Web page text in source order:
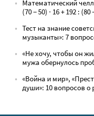
Математический
(70 − 50) · 16 + 192 : (80
Тест на знание
музыканты»: 7
«Не хочу, чтобы он
мужа обернулось
«Война и мир»,
души»: 10 вопросов о